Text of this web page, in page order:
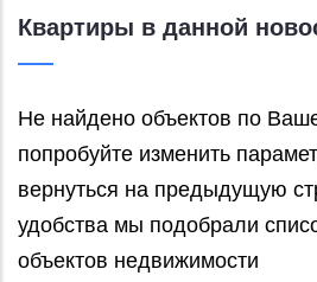
Квартиры в данной
Не найдено объектов по
попробуйте изменить
вернуться на предыдущую
удобства мы подобрали
объектов недвижимости